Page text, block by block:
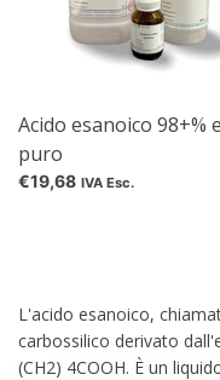
Acido esanoico 98+%
puro
€19,68 IVA Esc.
L'acido esanoico,
carbossilico derivato
(CH2) 4COOH. È un